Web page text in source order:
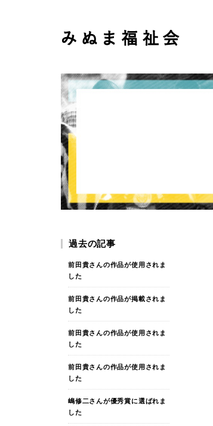
過去の記事
前田貴さんの作品が使用されま
した
前田貴さんの作品が掲載されま
した
前田貴さんの作品が使用されま
した
前田貴さんの作品が使用されま
した
嶋修二さんが優秀賞に選ばれま
した